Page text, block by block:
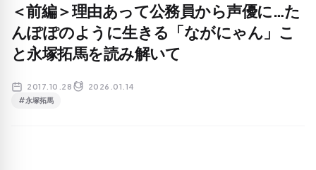
＜前編＞理由あって公務員から声優に…た
んぽぽのように生きる「ながにゃん」こ
と永塚拓馬を読み解いて
2017.10.28 2026.01.14
#永塚拓馬